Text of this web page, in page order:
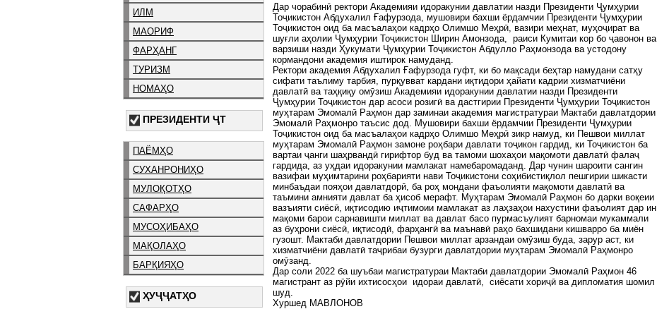
ИЛМ
МАОРИФ
ФАРҲАНГ
ТУРИЗМ
НОМАҲО
ПРЕЗИДЕНТИ ҶТ
ПАЁМҲО
СУХАНРОНИҲО
МУЛОҚОТҲО
САФАРҲО
МУСОҲИБАҲО
МАҚОЛАҲО
БАРҚИЯҲО
ҲУҶҶАТҲО
Дар чорабинӣ ректори Академияи идоракунии давлатии назди Президенти Ҷумҳурии
Тоҷикистон Абдухалил Ғафурзода, мушовири бахши ёрдамчии Президенти Ҷумҳурии
Тоҷикистон оид ба масъалаҳои кадрҳо Олимшо Меҳрӣ, вазири меҳнат, муҳоҷират ва
шуғли аҳолии Ҷумҳурии Тоҷикистон Ширин Амонзода, раиси Кумитаи кор бо ҷавонон ва
варзиши назди Ҳукумати Ҷумҳурии Тоҷикистон Абдулло Раҳмонзода ва устодону
кормандони академия иштирок намуданд.
Ректори академия Абдухалил Ғафурзода гуфт, ки бо мақсади беҳтар намудани сатҳу
сифати таълиму тарбия, пурқувват кардани иқтидори ҳайати кадрии хизматчиёни
давлатӣ ва таҳқиқу омӯзиш Академияи идоракунии давлатии назди Президенти
Ҷумҳурии Тоҷикистон дар асоси розигӣ ва дастгирии Президенти Ҷумҳурии Тоҷикистон
муҳтарам Эмомалӣ Раҳмон дар заминаи академия магистратураи Мактаби давлатдории
Эмомалӣ Раҳмонро таъсис дод. Мушовири бахши ёрдамчии Президенти Ҷумҳурии
Тоҷикистон оид ба масъалаҳои кадрҳо Олимшо Меҳрӣ зикр намуд, ки Пешвои миллат
муҳтарам Эмомалӣ Раҳмон замоне роҳбари давлати тоҷикон гардид, ки Тоҷикистон ба
вартаи ҷанги шаҳрвандӣ гирифтор буд ва тамоми шохаҳои мақомоти давлатӣ фалаҷ
гардида, аз уҳдаи идоракунии мамлакат намебаромаданд. Дар чунин шароити сангин
вазифаи муҳимтарини роҳбарияти нави Тоҷикистони соҳибистиқлол пешгирии шикасти
минбаъдаи пояҳои давлатдорӣ, ба роҳ мондани фаъолияти мақомоти давлатӣ ва
таъмини амнияти давлат ба ҳисоб мерафт. Муҳтарам Эмомалӣ Раҳмон бо дарки воқеии
вазъияти сиёсӣ, иқтисодию иҷтимоии мамлакат аз лаҳзаҳои нахустини фаъолият дар ин
мақоми барои сарнавишти миллат ва давлат басо пурмасъулият барномаи мукаммали
аз буҳрони сиёсӣ, иқтисодӣ, фарҳангӣ ва маънавӣ раҳо бахшидани кишварро ба миён
гузошт. Мактаби давлатдории Пешвои миллат арзандаи омӯзиш буда, зарур аст, ки
хизматчиёни давлатӣ таҷрибаи бузурги давлатдории муҳтарам Эмомалӣ Раҳмонро
омӯзанд.
Дар соли 2022 ба шуъбаи магистратураи Мактаби давлатдории Эмомалӣ Раҳмон 46
магистрант аз рӯйи ихтисосҳои идораи давлатӣ, сиёсати хориҷӣ ва дипломатия шомил
шуд.
Хуршед МАВЛОНОВ